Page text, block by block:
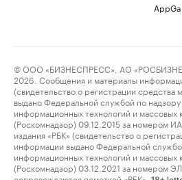
© ООО «БИЗНЕСПРЕСС», АО
2026. Сообщения и материалы
(свидетельство о регистрации
выдано Федеральной службой по надзору
информационных технологий и массовых
(Роскомнадзор) 09.12.2015 за номером
издания «РБК» (свидетельство о
информации выдано Федеральной
информационных технологий и массовых
(Роскомнадзор) 03.12.2021 за номером